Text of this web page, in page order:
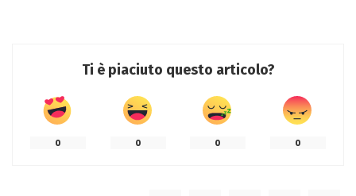
Ti è piaciuto questo articolo?
0 0 0 0